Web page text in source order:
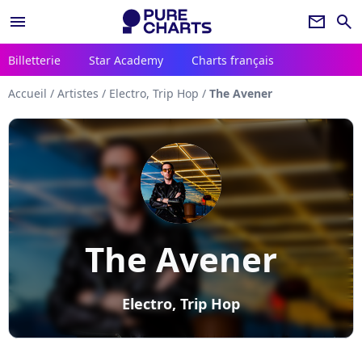
menu newsletter search
Billetterie Star Academy Charts français
Accueil / Artistes / Electro, Trip Hop / The Avener
The Avener
Electro, Trip Hop